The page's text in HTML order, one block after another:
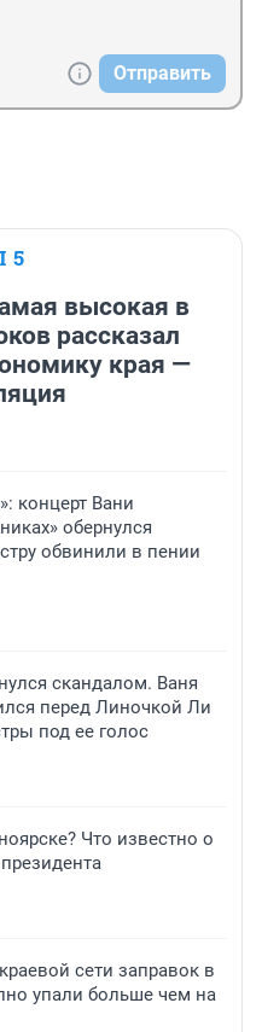
Отправить
5
высокая в
рассказал
края —
концерт Вани
обернулся
обвинили в пении
скандалом. Ваня
перед Линочкой Ли
под ее голос
Что известно о
сети заправок в
упали больше чем на